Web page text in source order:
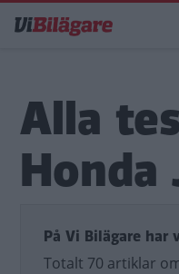
till
Alla
Honda
På Vi Bilägare har
Totalt 70 artiklar